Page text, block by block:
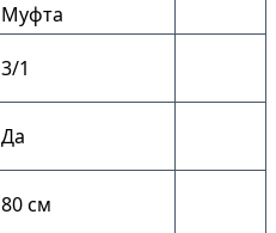
Муфта
3/1
Да
80 см